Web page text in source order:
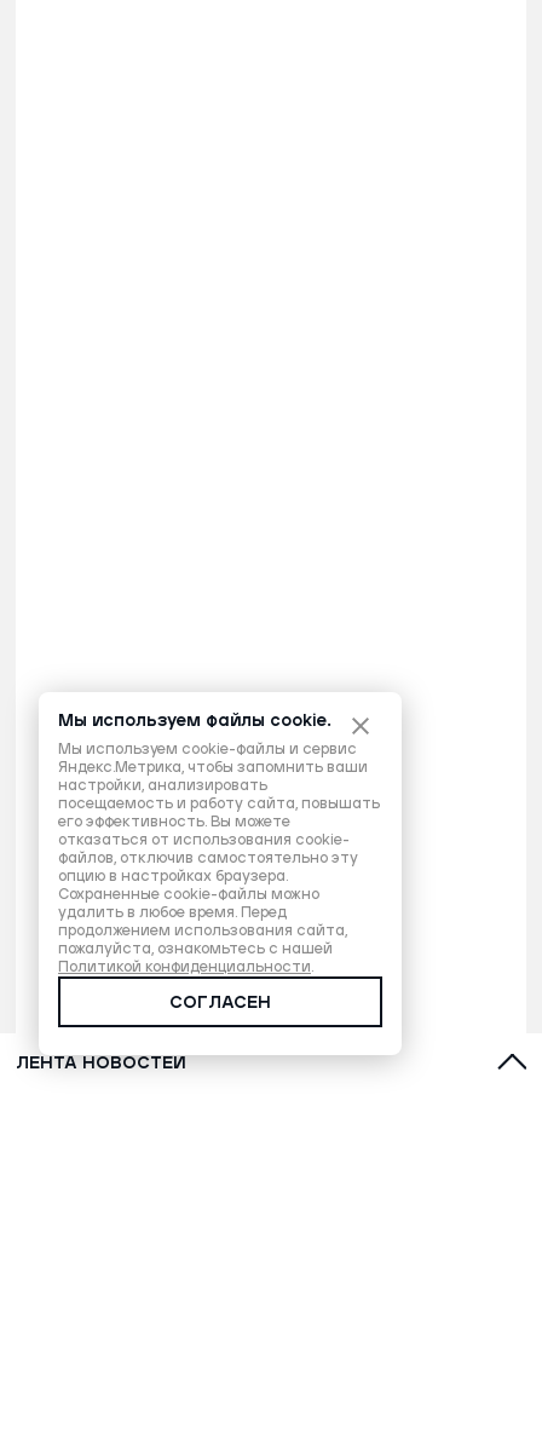
ЛЕНТА НОВОСТЕЙ
Мы используем файлы cookie.
Мы используем cookie-файлы и сервис
Яндекс.Метрика, чтобы запомнить ваши
настройки, анализировать
посещаемость и работу сайта, повышать
его эффективность. Вы можете
отказаться от использования cookie-
файлов, отключив самостоятельно эту
опцию в настройках браузера.
Сохраненные cookie-файлы можно
удалить в любое время. Перед
продолжением использования сайта,
пожалуйста, ознакомьтесь с нашей
Политикой конфиденциальности.
СОГЛАСЕН